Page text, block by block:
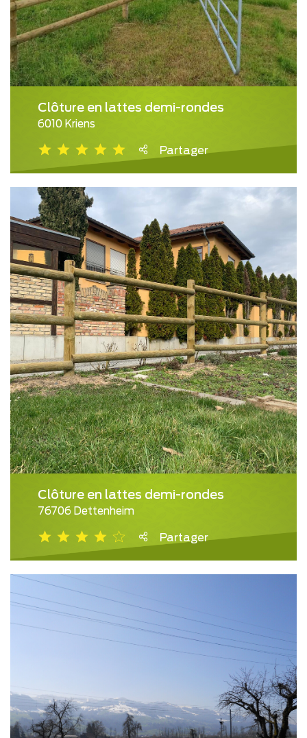
Clôture en lattes demi-rondes
6010 Kriens
Partager
Clôture en lattes demi-rondes
76706 Dettenheim
Partager